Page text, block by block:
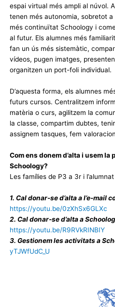
espai virtual més ampli al núvol.
tenen més autonomia, sobretot
més continuïtat Schoology i
al futur. Els alumnes més
fan un ús més sistemàtic,
vídeos, pugen imatges,
organitzen un port-foli individual.
D’aquesta forma, els alumnes
futurs cursos. Centralitzem
matèria o curs, agilitzem la
la classe, compartim dubtes,
assignem tasques, fem
Com ens donem d’alta i usem la
Schoology?
Les famílies de P3 a 3r i
1. Cal donar-se d’alta a l’e-mail
https://youtu.be/0zXhSx6GLXc
2. Cal donar-se d’alta a
https://youtu.be/R9RVkRINBIY
3. Gestionem les activitats a
yTJWfUdC_U